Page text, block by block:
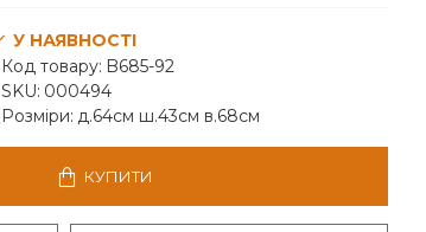
У НАЯВНОСТІ
Код товару: B685-92
SKU: 000494
Розміри: д.64см ш.43см в.68см
КУПИТИ